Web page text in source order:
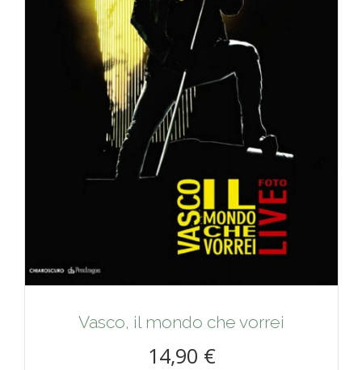
Vasco, il mondo che vorrei
14,90 €